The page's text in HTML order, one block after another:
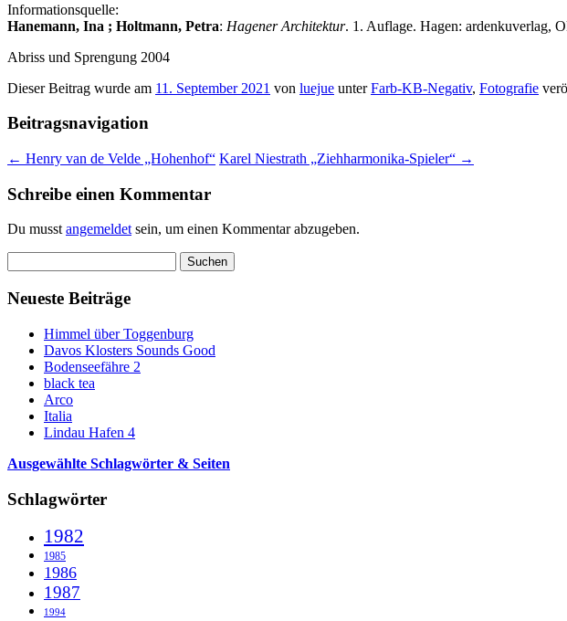
Informationsquelle:
Hanemann, Ina ; Holtmann, Petra: Hagener Architektur. 1. Auflage. Hagen: ardenkuverlag,
Abriss und Sprengung 2004
Dieser Beitrag wurde am 11. September 2021 von luejue unterFarb-KB-Negativ, Fotografie
Beitragsnavigation
← Henry van de Velde „Hohenhof“ Karel Niestrath „Ziehharmonika-Spieler“ →
Schreibe einen Kommentar
Du musstangemeldetsein, um einen Kommentar abzugeben.
nach:
Neueste Beiträge
Himmel über Toggenburg
Davos Klosters Sounds Good
Bodenseefähre 2
black tea
Arco
Italia
Lindau Hafen 4
Ausgewählte Schlagwörter & Seiten
Schlagwörter
1982
1985
1986
1987
1994